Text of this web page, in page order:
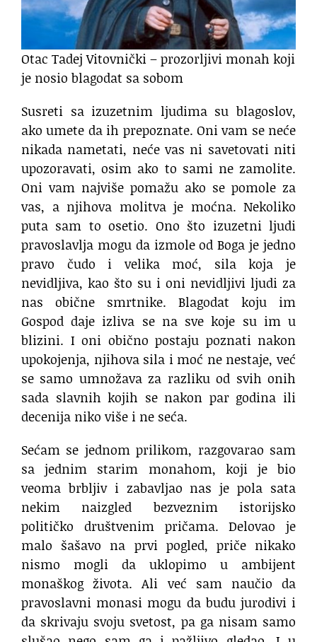
Otac Tadej Vitovnički – prozorljivi monah koji
je nosio blagodat sa sobom
Susreti sa izuzetnim ljudima su blagoslov,
ako umete da ih prepoznate. Oni vam se neće
nikada nametati, neće vas ni savetovati niti
upozoravati, osim ako to sami ne zamolite.
Oni vam najviše pomažu ako se pomole za
vas, a njihova molitva je moćna. Nekoliko
puta sam to osetio. Ono što izuzetni ljudi
pravoslavlja mogu da izmole od Boga je jedno
pravo čudo i velika moć, sila koja je
nevidljiva, kao što su i oni nevidljivi ljudi za
nas obične smrtnike. Blagodat koju im
Gospod daje izliva se na sve koje su im u
blizini. I oni obično postaju poznati nakon
upokojenja, njihova sila i moć ne nestaje, već
se samo umnožava za razliku od svih onih
sada slavnih kojih se nakon par godina ili
decenija niko više i ne seća.
Sećam se jednom prilikom, razgovarao sam
sa jednim starim monahom, koji je bio
veoma brbljiv i zabavljao nas je pola sata
nekim naizgled bezveznim istorijsko
političko društvenim pričama. Delovao je
malo šašavo na prvi pogled, priče nikako
nismo mogli da uklopimo u ambijent
monaškog života. Ali već sam naučio da
pravoslavni monasi mogu da budu jurodivi i
da skrivaju svoju svetost, pa ga nisam samo